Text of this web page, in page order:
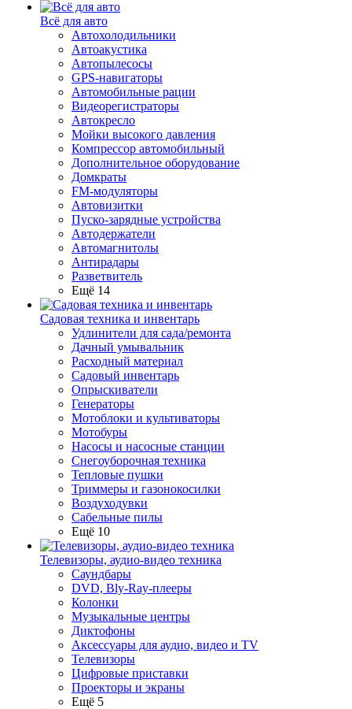
Всё для авто
Автохолодильники
Автоакустика
Автопылесосы
GPS-навигаторы
Автомобильные рации
Видеорегистраторы
Автокресло
Мойки высокого давления
Компрессор автомобильный
Дополнительное оборудование
Домкраты
FM-модуляторы
Автовизитки
Пуско-зарядные устройства
Автодержатели
Автомагнитолы
Антирадары
Разветвитель
Ещё 14
Садовая техника и инвентарь
Удлинители для сада/ремонта
Дачный умывальник
Расходный материал
Садовый инвентарь
Опрыскиватели
Генераторы
Мотоблоки и культиваторы
Мотобуры
Насосы и насосные станции
Снегоуборочная техника
Тепловые пушки
Триммеры и газонокосилки
Воздуходувки
Сабельные пилы
Ещё 10
Телевизоры, аудио-видео техника
Саундбары
DVD, Bly-Ray-плееры
Колонки
Музыкальные центры
Диктофоны
Аксессуары для аудио, видео и TV
Телевизоры
Цифровые приставки
Проекторы и экраны
Ещё 5